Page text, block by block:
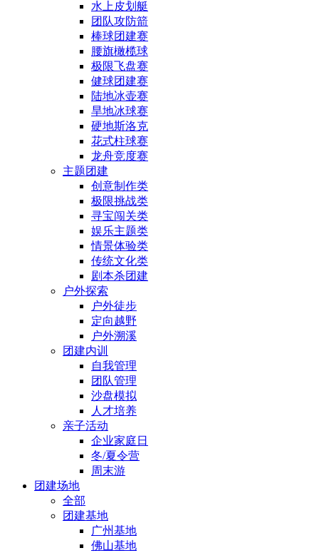
水上皮划艇
团队攻防箭
棒球团建赛
腰旗橄榄球
极限飞盘赛
健球团建赛
陆地冰壶赛
旱地冰球赛
硬地斯洛克
花式柱球赛
龙舟竞度赛
主题团建
创意制作类
极限挑战类
寻宝闯关类
娱乐主题类
情景体验类
传统文化类
剧本杀团建
户外探索
户外徒步
定向越野
户外溯溪
团建内训
自我管理
团队管理
沙盘模拟
人才培养
亲子活动
企业家庭日
冬/夏令营
周末游
团建场地
全部
团建基地
广州基地
佛山基地